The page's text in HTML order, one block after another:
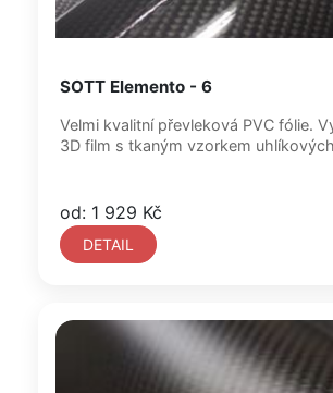
SOTT Elemento - 6
Velmi kvalitní převleková PVC fólie.
3D film s tkaným vzorkem
od: 1 929 Kč
DETAIL